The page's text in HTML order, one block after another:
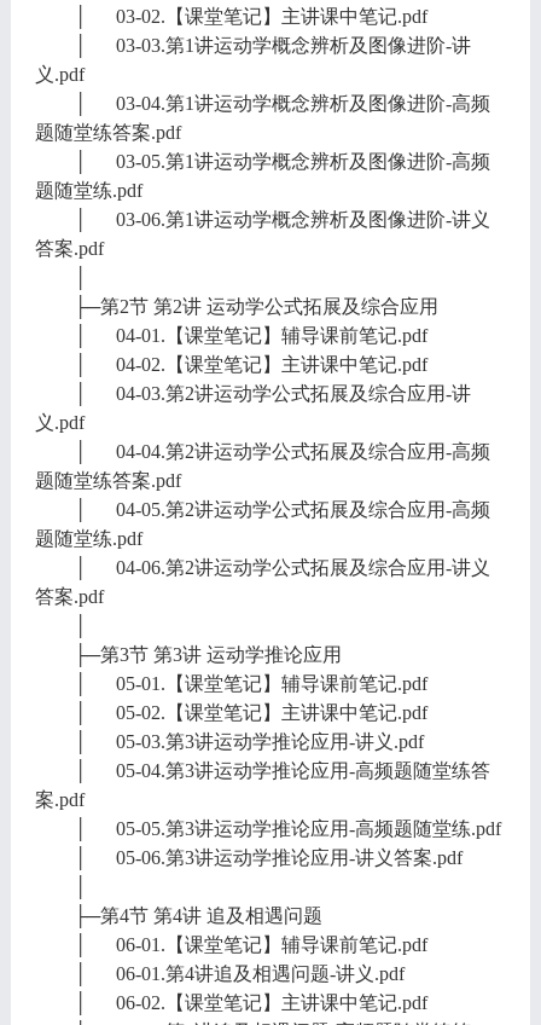
│ 03-02.【课堂笔记】主讲课中笔记.pdf
│ 03-03.第1讲运动学概念辨析及图像进阶-讲
义.pdf
│ 03-04.第1讲运动学概念辨析及图像进阶-高频
题随堂练答案.pdf
│ 03-05.第1讲运动学概念辨析及图像进阶-高频
题随堂练.pdf
│ 03-06.第1讲运动学概念辨析及图像进阶-讲义
答案.pdf
├─第2节 第2讲 运动学公式拓展及综合应用
│ 04-01.【课堂笔记】辅导课前笔记.pdf
│ 04-02.【课堂笔记】主讲课中笔记.pdf
│ 04-03.第2讲运动学公式拓展及综合应用-讲
义.pdf
│ 04-04.第2讲运动学公式拓展及综合应用-高频
题随堂练答案.pdf
│ 04-05.第2讲运动学公式拓展及综合应用-高频
题随堂练.pdf
│ 04-06.第2讲运动学公式拓展及综合应用-讲义
答案.pdf
├─第3节 第3讲 运动学推论应用
│ 05-01.【课堂笔记】辅导课前笔记.pdf
│ 05-02.【课堂笔记】主讲课中笔记.pdf
│ 05-03.第3讲运动学推论应用-讲义.pdf
│ 05-04.第3讲运动学推论应用-高频题随堂练答
案.pdf
│ 05-05.第3讲运动学推论应用-高频题随堂练.pdf
│ 05-06.第3讲运动学推论应用-讲义答案.pdf
├─第4节 第4讲 追及相遇问题
│ 06-01.【课堂笔记】辅导课前笔记.pdf
│ 06-01.第4讲追及相遇问题-讲义.pdf
│ 06-02.【课堂笔记】主讲课中笔记.pdf